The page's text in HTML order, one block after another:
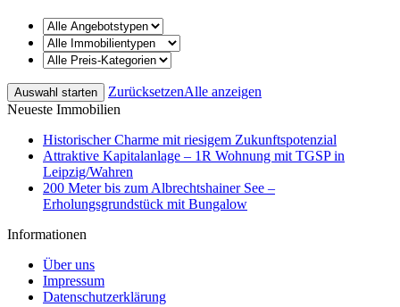
ZurücksetzenAlle anzeigen
Neueste Immobilien
Historischer Charme mit riesigem Zukunftspotenzial
Attraktive Kapitalanlage – 1R Wohnung mit TGSP in
Leipzig/Wahren
200 Meter bis zum Albrechtshainer See –
Erholungsgrundstück mit Bungalow
Informationen
Über uns
Impressum
Datenschutzerklärung